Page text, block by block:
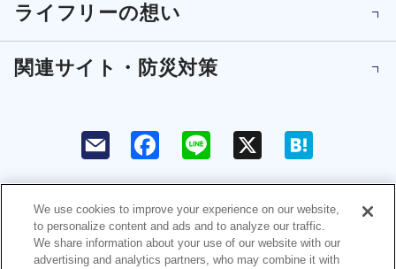
ライフリーの想い
関連サイト・防災対策
e
o
o
e
e
a
ユニ・チャームHOME お問い合わせ
We use cookies to improve your experience on our website,
to personalize content and ads and to analyze our traffic.
We share information about your use of our website with our
advertising and analytics partners, who may combine it with